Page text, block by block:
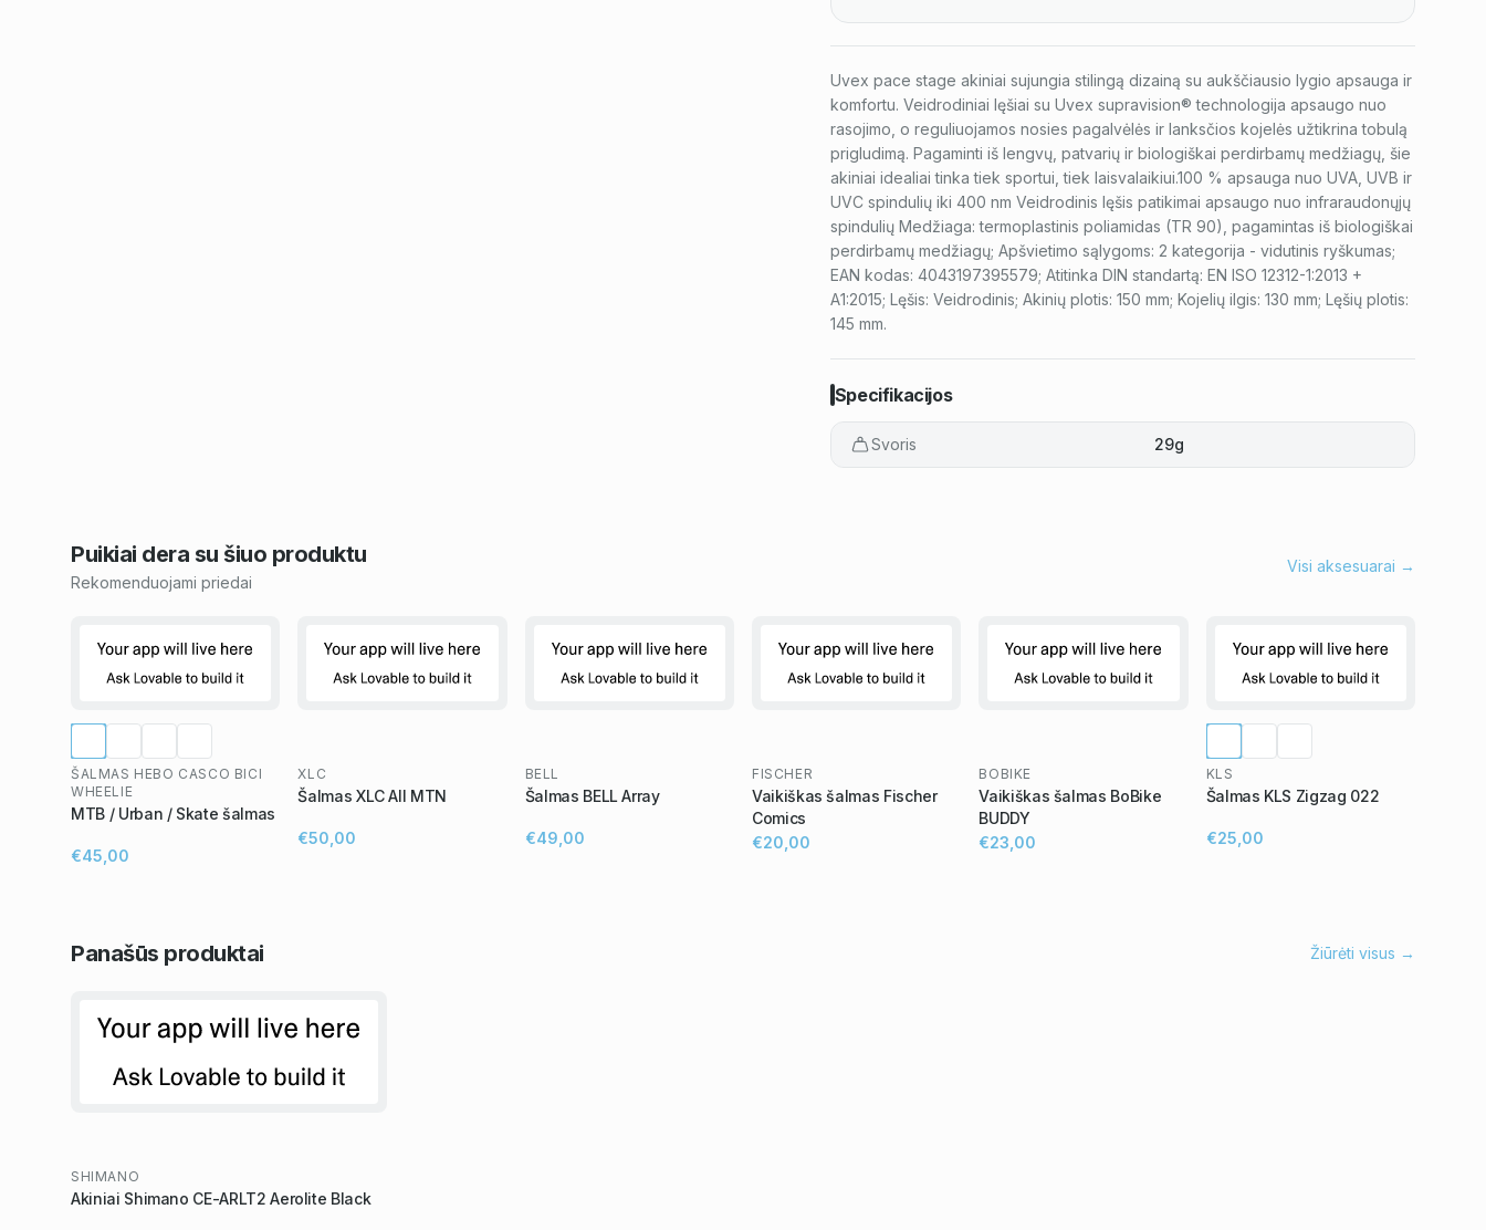
Uvex pace stage akiniai sujungia stilingą dizainą su aukščiausio lygio apsauga ir
komfortu. Veidrodiniai lęšiai su Uvex supravision® technologija apsaugo nuo
rasojimo, o reguliuojamos nosies pagalvėlės ir lanksčios kojelės užtikrina tobulą
prigludimą. Pagaminti iš lengvų, patvarių ir biologiškai perdirbamų medžiagų, šie
akiniai idealiai tinka tiek sportui, tiek laisvalaikiui.100 % apsauga nuo UVA, UVB ir
UVC spindulių iki 400 nm Veidrodinis lęšis patikimai apsaugo nuo infraraudonųjų
spindulių Medžiaga: termoplastinis poliamidas (TR 90), pagamintas iš biologiškai
perdirbamų medžiagų; Apšvietimo sąlygoms: 2 kategorija - vidutinis ryškumas;
EAN kodas: 4043197395579; Atitinka DIN standartą: EN ISO 12312-1:2013 +
A1:2015; Lęšis: Veidrodinis; Akinių plotis: 150 mm; Kojelių ilgis: 130 mm; Lęšių plotis:
145 mm.
Specifikacijos
Svoris 29g
Puikiai dera su šiuo produktu
Rekomenduojami priedai
Visi aksesuarai →
ŠALMAS HEBO CASCO BICI
WHEELIE
MTB / Urban / Skate šalmas
€45,00
XLC
Šalmas XLC All MTN
€50,00
BELL
Šalmas BELL Array
€49,00
FISCHER
Vaikiškas šalmas Fischer
Comics
€20,00
BOBIKE
Vaikiškas šalmas BoBike
BUDDY
€23,00
KLS
Šalmas KLS Zigzag 022
€25,00
Panašūs produktai Žiūrėti visus →
SHIMANO
Akiniai Shimano CE-ARLT2 Aerolite Black